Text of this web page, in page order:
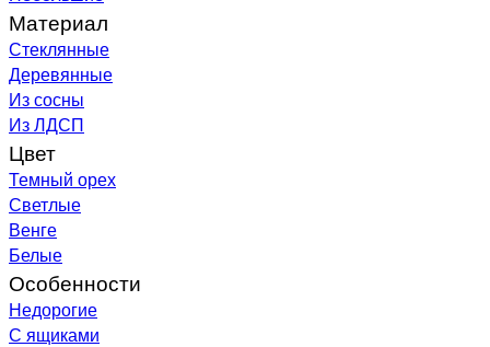
Материал
Стеклянные
Деревянные
Из сосны
Из ЛДСП
Цвет
Темный орех
Светлые
Венге
Белые
Особенности
Недорогие
С ящиками